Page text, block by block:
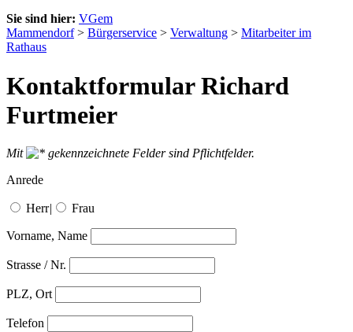
Sie sind hier: VGem
Mammendorf> Bürgerservice > Verwaltung > Mitarbeiter im
Rathaus
Kontaktformular Richard
Furtmeier
Mit
gekennzeichnete Felder sind Pflichtfelder.
Anrede
Herr| Frau
Vorname, Name
Strasse / Nr.
PLZ, Ort
Telefon